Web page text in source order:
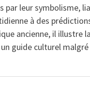
par leur symbolisme,
à des
ancienne, il illustre
guide culturel